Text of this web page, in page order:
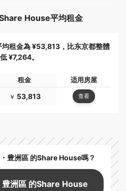
House平均租金
租金為 ¥53,813，比东京都整體
¥7,264。
租金
适用房屋
￥ 53,813 查看
豊洲區 的Share House嗎？
豊洲區 的Share House